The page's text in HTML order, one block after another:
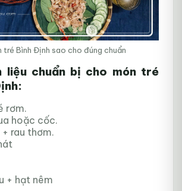
tré Bình Định sao cho đúng chuẩn
liệu chuẩn bị cho món tré
rơm.
hoặc cốc.
+ rau thơm.
+ hạt nêm